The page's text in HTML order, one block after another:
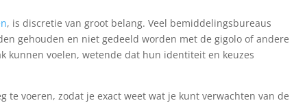
, is discretie van groot belang. Veel bemiddelingsbureaus
gehouden en niet gedeeld worden met de gigolo of andere
kunnen voelen, wetende dat hun identiteit en keuzes
te voeren, zodat je exact weet wat je kunt verwachten van de